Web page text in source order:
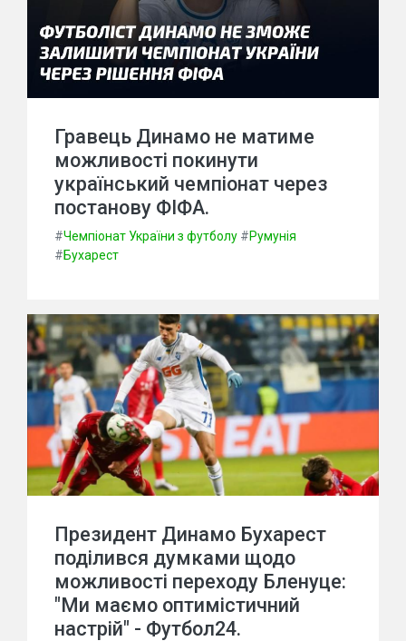
Гравець Динамо не матиме
можливості покинути
український чемпіонат через
постанову ФІФА.
#Чемпіонат України з футболу #Румунія
#Бухарест
Президент Динамо Бухарест
поділився думками щодо
можливості переходу Бленуце:
"Ми маємо оптимістичний
настрій" - Футбол24.